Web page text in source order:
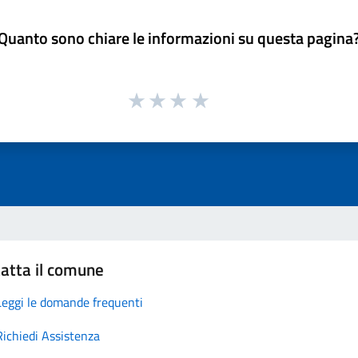
sono chiare le informazioni su questa
il comune
le domande frequenti
Assistenza